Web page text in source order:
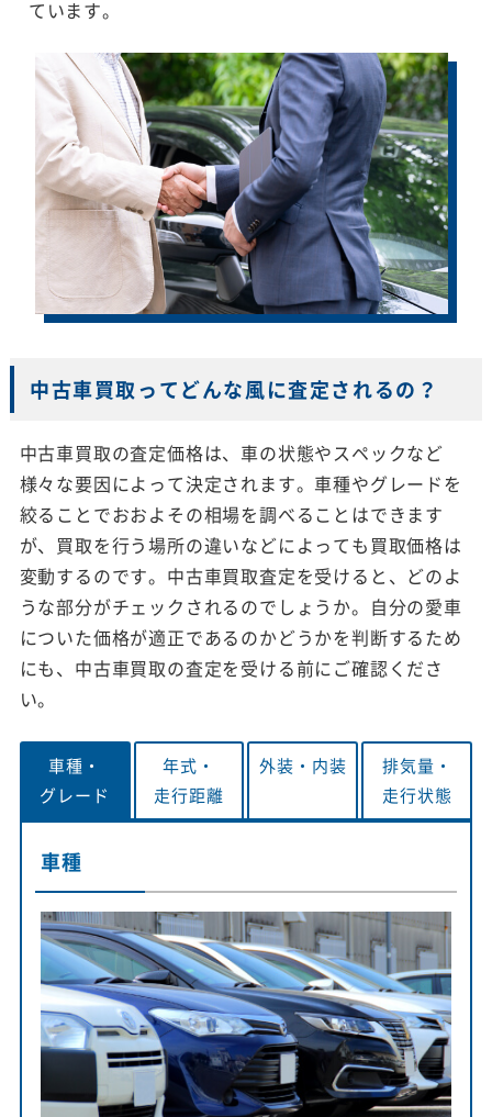
ています。
中古車買取ってどんな風に査定されるの？
中古車買取の査定価格は、車の状態やスペックなど
様々な要因によって決定されます。車種やグレードを
絞ることでおおよその相場を調べることはできます
が、買取を行う場所の違いなどによっても買取価格は
変動するのです。中古車買取査定を受けると、どのよ
うな部分がチェックされるのでしょうか。自分の愛車
についた価格が適正であるのかどうかを判断するため
にも、中古車買取の査定を受ける前にご確認くださ
い。
車種・
グレード
年式・
走行距離
外装・ 内装
排気量・
走行状態
車種